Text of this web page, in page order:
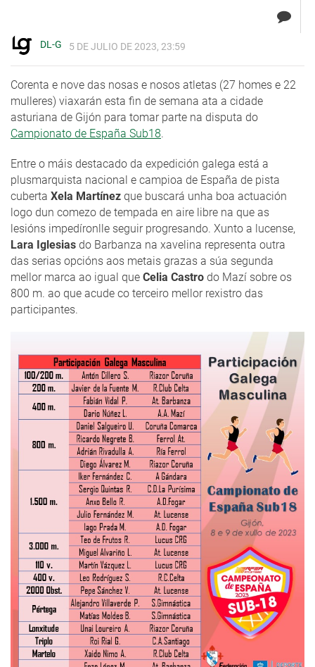
DL-G 5 DE JULIO DE 2023, 23:59
Corenta e nove das nosas e nosos atletas (27 homes e 22
mulleres) viaxarán esta fin de semana ata a cidade
asturiana de Gijón para tomar parte na disputa do
Campionato de España Sub18.
Entre o máis destacado da expedición galega está a
plusmarquista nacional e campioa de España de pista
cuberta Xela Martínez que buscará unha boa actuación
logo dun comezo de tempada en aire libre na que as
lesións impedíronlle seguir progresando. Xunto a lucense,
Lara Iglesias do Barbanza na xavelina representa outra
das serias opcións aos metais grazas a súa segunda
mellor marca ao igual que Celia Castro do Mazí sobre os
800 m. ao que acude co terceiro mellor rexistro das
participantes.